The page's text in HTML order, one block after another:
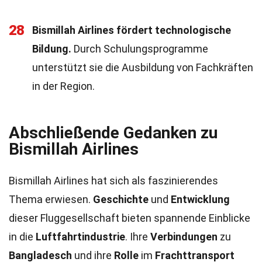
28
Bismillah Airlines fördert technologische
Bildung. Durch Schulungsprogramme
unterstützt sie die Ausbildung von Fachkräften
in der Region.
Abschließende Gedanken zu
Bismillah Airlines
Bismillah Airlines hat sich als faszinierendes
Thema erwiesen. Geschichte und Entwicklung
dieser Fluggesellschaft bieten spannende Einblicke
in die Luftfahrtindustrie. Ihre Verbindungen zu
Bangladesch und ihre Rolle im Frachttransport